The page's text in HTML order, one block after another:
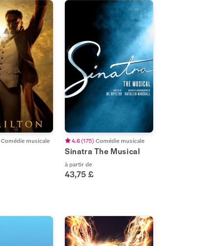
Comédie musicale 4.6(175) Comédie musicale
Sinatra The Musical
à partir de
43,75 £